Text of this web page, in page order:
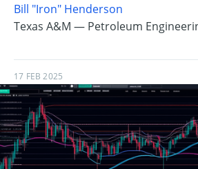
Bill "Iron" Henderson
Texas A&M — Petroleum
17 FEB 2025